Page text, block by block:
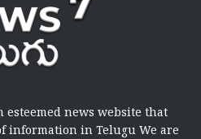
esteemed news website that
information in Telugu We are